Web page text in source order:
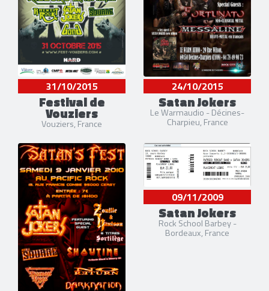
31/10/2015
Festival de
Vouziers
Vouziers, France
24/10/2015
Satan Jokers
Le Warmaudio - Décines-
Charpieu, France
09/11/2009
Satan Jokers
Rock School Barbey -
Bordeaux, France